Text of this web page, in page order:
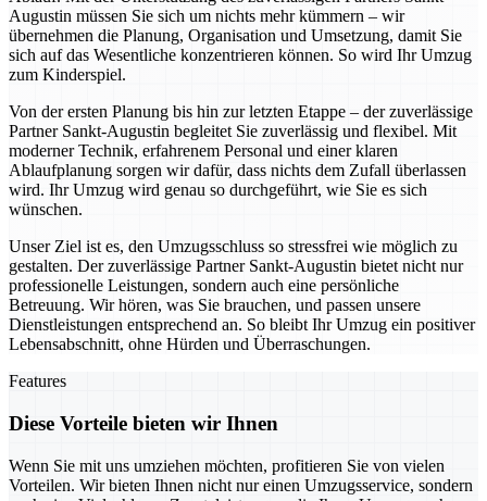
Augustin müssen Sie sich um nichts mehr kümmern – wir
übernehmen die Planung, Organisation und Umsetzung, damit Sie
sich auf das Wesentliche konzentrieren können. So wird Ihr Umzug
zum Kinderspiel.
Von der ersten Planung bis hin zur letzten Etappe – der zuverlässige
Partner Sankt-Augustin begleitet Sie zuverlässig und flexibel. Mit
moderner Technik, erfahrenem Personal und einer klaren
Ablaufplanung sorgen wir dafür, dass nichts dem Zufall überlassen
wird. Ihr Umzug wird genau so durchgeführt, wie Sie es sich
wünschen.
Unser Ziel ist es, den Umzugsschluss so stressfrei wie möglich zu
gestalten. Der zuverlässige Partner Sankt-Augustin bietet nicht nur
professionelle Leistungen, sondern auch eine persönliche
Betreuung. Wir hören, was Sie brauchen, und passen unsere
Dienstleistungen entsprechend an. So bleibt Ihr Umzug ein positiver
Lebensabschnitt, ohne Hürden und Überraschungen.
Features
Diese Vorteile bieten wir Ihnen
Wenn Sie mit uns umziehen möchten, profitieren Sie von vielen
Vorteilen. Wir bieten Ihnen nicht nur einen Umzugsservice, sondern